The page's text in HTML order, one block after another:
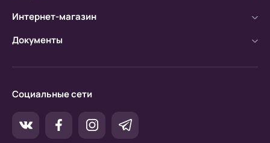
а) Оплата производится с помощью мобильного
банка.
Интернет-магазин
Документы
Социальные сети